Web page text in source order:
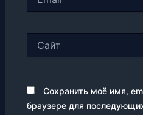
Сохранить моё имя,
браузере для